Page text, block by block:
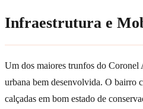
Infraestrutura e
Um dos maiores trunfos do Coronel
urbana bem desenvolvida. O bairro
calçadas em bom estado de